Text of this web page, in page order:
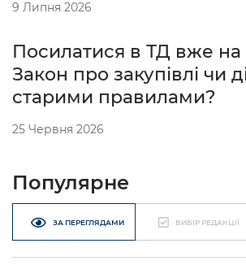
9 Липня 2026
Посилатися в ТД вже
Закон про закупівлі чи
старими правилами?
25 Червня 2026
Популярне
ЗА ПЕРЕГЛЯДАМИ ВИБІР РЕДАКЦІЇ